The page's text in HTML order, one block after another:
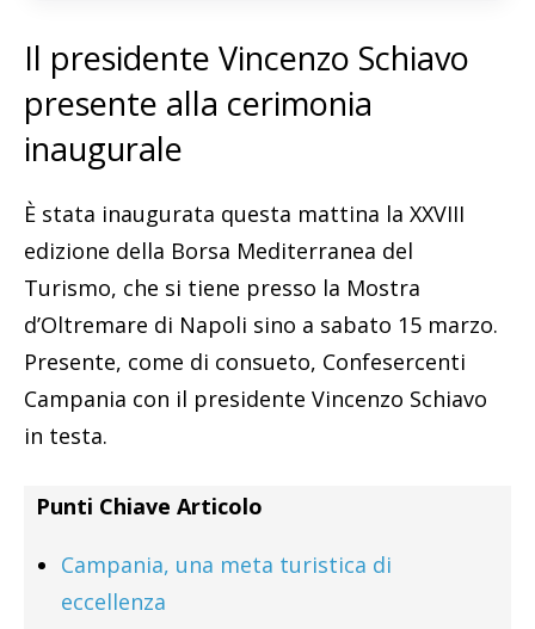
Il presidente Vincenzo Schiavo
presente alla cerimonia
inaugurale
È stata inaugurata questa mattina la XXVIII
edizione della Borsa Mediterranea del
Turismo, che si tiene presso la Mostra
d’Oltremare di Napoli sino a sabato 15 marzo.
Presente, come di consueto, Confesercenti
Campania con il presidente Vincenzo Schiavo
in testa.
Punti Chiave Articolo
Campania, una meta turistica di
eccellenza